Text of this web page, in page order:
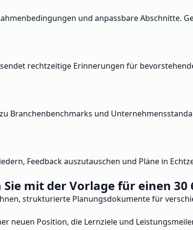
und anpassbare Abschnitte.
rechtzeitige Erinnerungen für
Branchenbenchmarks und
Feedback auszutauschen und Pläne in
mit der Vorlage für einen 30
strukturierte Planungsdokumente für
neuen Position, die Lernziele und